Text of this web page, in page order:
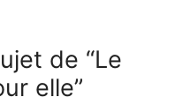
de “Le
elle”